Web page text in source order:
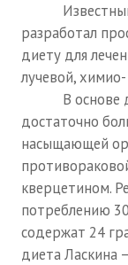
О журнале
Памяти Игоря
Презентация
Редакционный
Нам пишут
Политика
Согласие на
разработал
диету для
лучевой,
В основе
достаточно
насыщающей
кверцетином.
потреблению
содержат 24
диета Ласкина